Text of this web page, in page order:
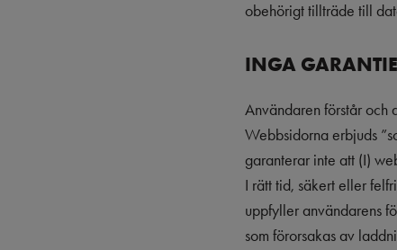
obehörigt tillträde till
INGA
Användaren förstår och
Webbsidorna erbjuds
garanterar inte att (I)
I rätt tid, säkert eller
uppfyller användarens
som förorsakas av